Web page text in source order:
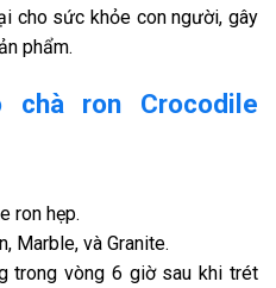
cho sức khỏe con người, gây
phẩm.
chà ron Crocodile
ron hẹp.
Marble, và Granite.
trong vòng 6 giờ sau khi trét